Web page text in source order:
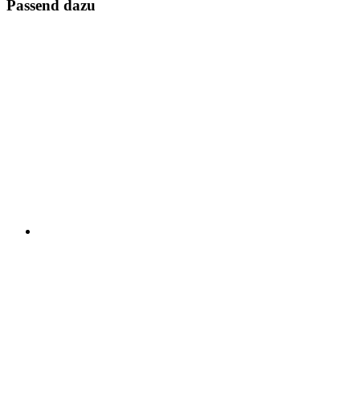
Passend dazu